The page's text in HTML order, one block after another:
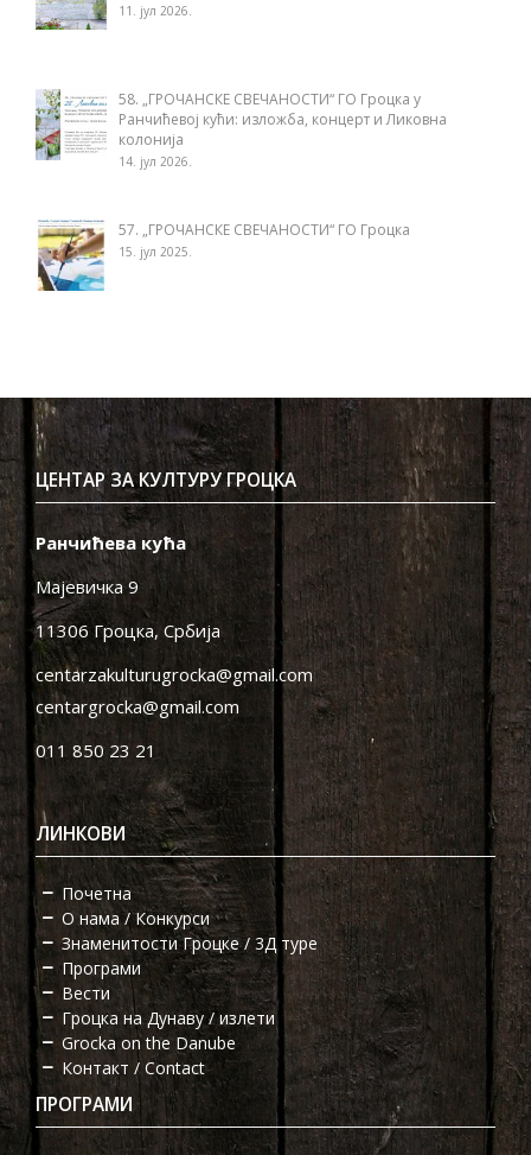
11. јул 2026.
58. „ГРОЧАНСКЕ СВЕЧАНОСТИ“ ГО Гроцка у
Ранчићевој кући: изложба, концерт и Ликовна
колонија
14. јул 2026.
57. „ГРОЧАНСКЕ СВЕЧАНОСТИ“ ГО Гроцка
15. јул 2025.
ЦЕНТАР ЗА КУЛТУРУ ГРОЦКА
Ранчићева кућа
Мајевичка 9
11306 Гроцка, Србија
centarzakulturugrocka@gmail.com
centargrocka@gmail.com
011 850 23 21
ЛИНКОВИ
Почетна
О нама / Конкурси
Знаменитости Гроцке / 3Д туре
Програми
Вести
Гроцка на Дунаву / излети
Grocka on the Danube
Контакт / Contact
ПРОГРАМИ